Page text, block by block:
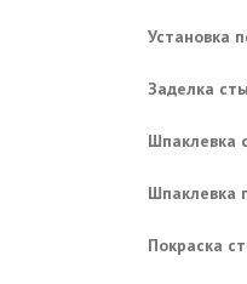
Установка
Заделка
Шпаклевка
Шпаклевка
Покраска